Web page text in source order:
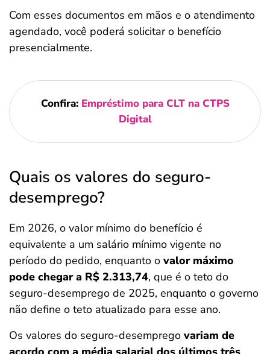
Com esses documentos em mãos e o atendimento
agendado, você poderá solicitar o benefício
presencialmente.
Confira: Empréstimo para CLT na CTPS
Digital
Quais os valores do seguro-
desemprego?
Em 2026, o valor mínimo do benefício é
equivalente a um salário mínimo vigente no
período do pedido, enquanto o valor máximo
pode chegar a R$ 2.313,74, que é o teto do
seguro-desemprego de 2025, enquanto o governo
não define o teto atualizado para esse ano.
Os valores do seguro-desemprego variam de